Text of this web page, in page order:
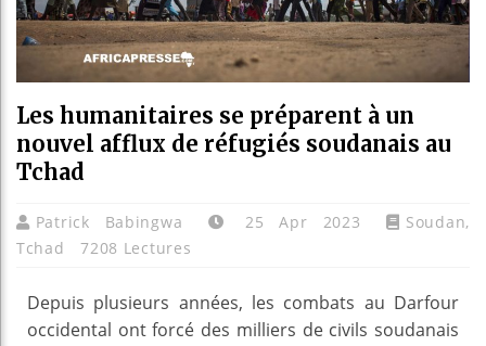
Les humanitaires se préparent à un
nouvel afflux de réfugiés soudanais au
Tchad
Patrick Babingwa 25 Apr 2023 Soudan,
Tchad
7208 Lectures
Depuis plusieurs années, les combats au Darfour
occidental ont forcé des milliers de civils soudanais